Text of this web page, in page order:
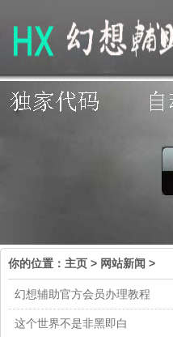
你的位置： 主页 > 网站新闻 >
幻想辅助官方会员办理教程
这个世界不是非黑即白